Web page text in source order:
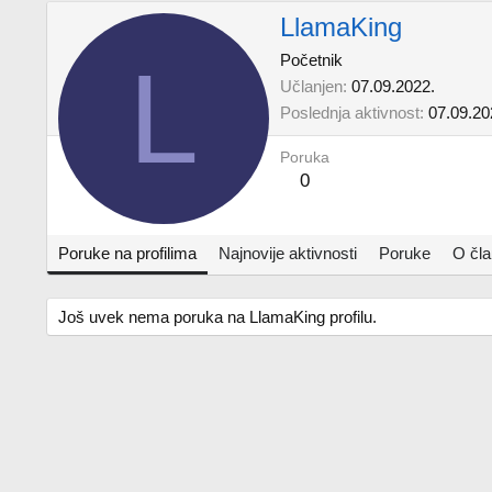
L
LlamaKing
Početnik
Učlanjen 07.09.2022.
Poslednja aktivnost
Poruka
0
Poruke na profilima Najnovije aktivnosti Poruke O
Još uvek nema poruka na LlamaKing profilu.